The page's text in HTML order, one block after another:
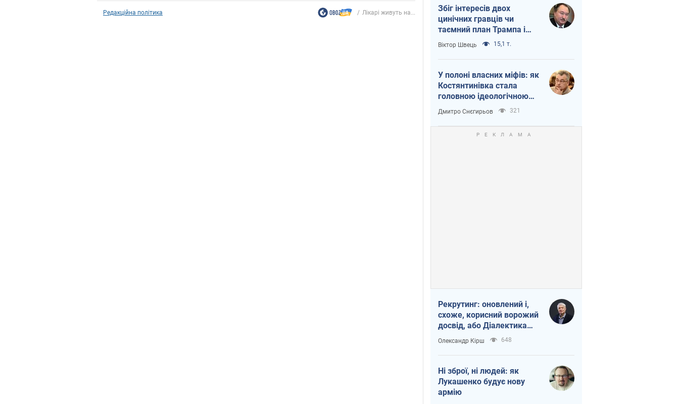
Редакційна політика Лікарі живуть на...
Збіг інтересів двох
цинічних гравців чи
таємний план Трампа і
Путіна?
Віктор Швець 15,1 т.
У полоні власних міфів: як
Костянтинівка стала
головною ідеологічною
пасткою для російських
окупантів
Дмитро Снєгирьов 321
Рекрутинг: оновлений і,
схоже, корисний ворожий
досвід, або Діалектика
вибагливого боягузтва
Олександр Кірш 648
Ні зброї, ні людей: як
Лукашенко будує нову
армію